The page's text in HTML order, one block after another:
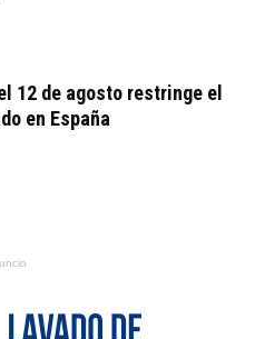
12 de agosto restringe el
en España